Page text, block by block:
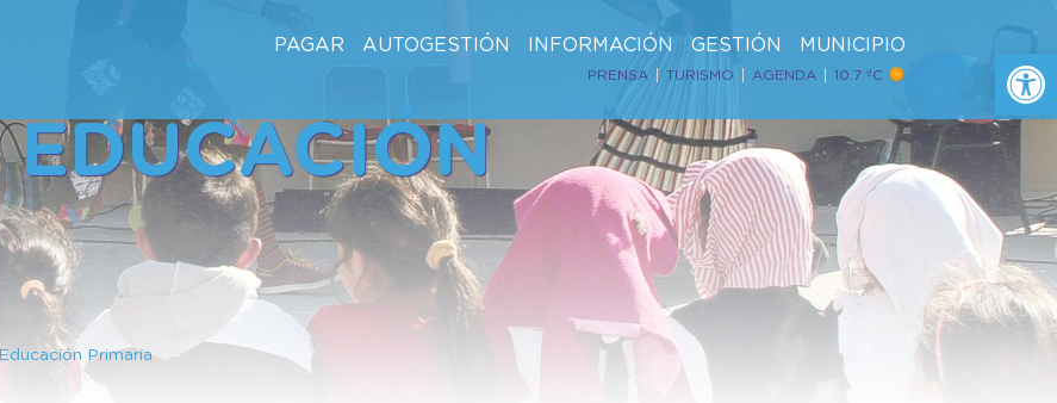
PAGAR AUTOGESTIÓN INFORMACIÓN GESTIÓN MUNICIPIO
PRENSA TURISMO AGENDA 10.7 ºC
EDUCACIÓN
Educación Primaria